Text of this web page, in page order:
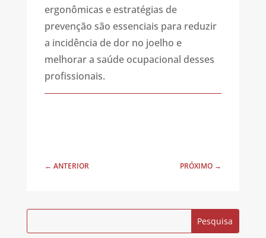
ergonômicas e estratégias de
prevenção são essenciais para reduzir
a incidência de dor no joelho e
melhorar a saúde ocupacional desses
profissionais.
← ANTERIOR PRÓXIMO →